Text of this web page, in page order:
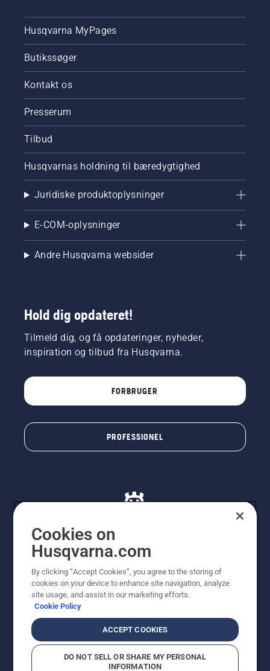
Husqvarna MyPages
Butikssøger
Kontakt os
Presserum
Tilbud
Husqvarnas holdning til bæredygtighed
Juridiske produktoplysninger
E-COM-oplysninger
Andre Husqvarna websider
Hold dig opdateret!
Tilmeld dig, og få opdateringer, nyheder,
inspiration og tilbud fra Husqvarna.
FORBRUGER
PROFESSIONEL
viste priser er vejledende udsalgspriser. Der tages
forbehold for stave- og trykfejl samt prisændringer. Vi
stræber efter at have så nøjagtige oplysningerne på
dette websted som muligt. Alle anførte priser er
vejledende udsalgspriser (inkl. moms), medmindre
Bekendtgørelse vedr. beskyttelse af personlige oplysninger
Rapporter formodede overtrædelser
Cookies on
Husqvarna.com
By clicking “Accept Cookies”, you agree to the storing of
cookies on your device to enhance site navigation, analyze
site usage, and assist in our marketing efforts.
Cookie Policy
ACCEPT COOKIES
DO NOT SELL OR SHARE MY PERSONAL
INFORMATION